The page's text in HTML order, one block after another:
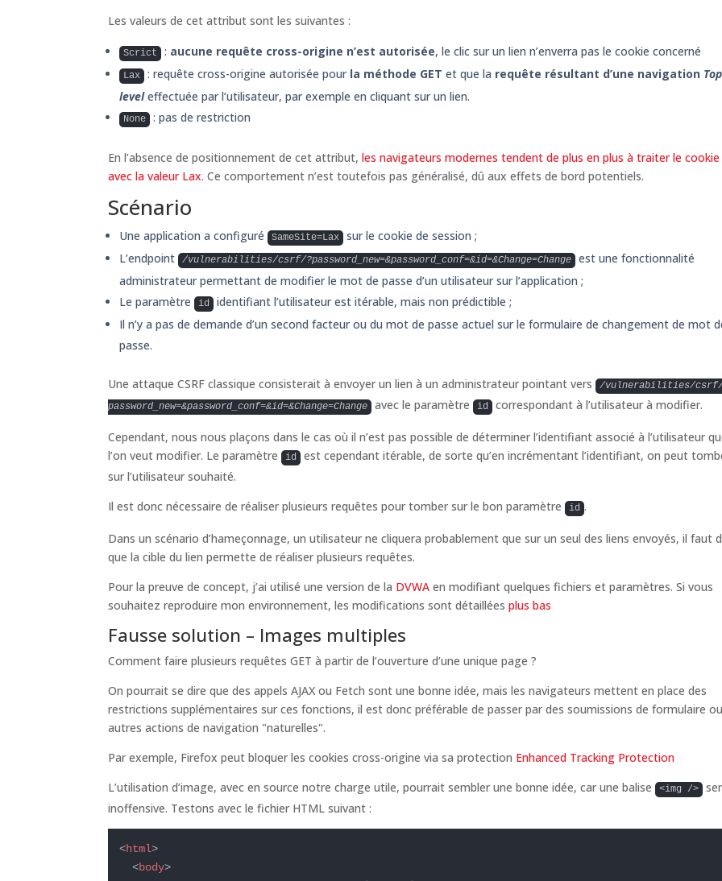
Les valeurs de cet attribut sont les suivantes :
Scrict : aucune requête cross-origine n’est autorisée, le clic sur un lien n’enverra pas le cookie concerné
Lax : requête cross-origine autorisée pour la méthode GET et que la requête résultant d’une navigation
leveleffectuée par l’utilisateur, par exemple en cliquant sur un lien.
None : pas de restriction
En l’absence de positionnement de cet attribut,les navigateurs modernes tendent de plus en plus à traiter le cookie
avec la valeur Lax. Ce comportement n’est toutefois pas généralisé, dû aux effets de bord potentiels.
Scénario
Une application a configuré SameSite=Lax sur le cookie de session ;
L’endpoint /vulnerabilities/csrf/?password_new=&password_conf=&id=&Change=Change est une fonctionnalité
administrateur permettant de modifier le mot de passe d’un utilisateur sur l’application ;
Le paramètre id identifiant l’utilisateur est itérable, mais non prédictible ;
Il n’y a pas de demande d’un second facteur ou du mot de passe actuel sur le formulaire de changement de mot
passe.
Une attaque CSRF classique consisterait à envoyer un lien à un administrateur pointant vers /vulnerabilities/
password_new=&password_conf=&id=&Change=Change
avec le paramètre id correspondant à l’utilisateur à modifier.
Cependant, nous nous plaçons dans le cas où il n’est pas possible de déterminer l’identifiant associé à l’utilisateur
l’on veut modifier. Le paramètre id est cependant itérable, de sorte qu’en incrémentant l’identifiant, on peut
sur l’utilisateur souhaité.
Il est donc nécessaire de réaliser plusieurs requêtes pour tomber sur le bon paramètre id .
Dans un scénario d’hameçonnage, un utilisateur ne cliquera probablement que sur un seul des liens envoyés, il faut
que la cible du lien permette de réaliser plusieurs requêtes.
Pour la preuve de concept, j’ai utilisé une version de la DVWA en modifiant quelques fichiers et paramètres. Si vous
souhaitez reproduire mon environnement, les modifications sont détailléesplus bas
Fausse solution – Images multiples
Comment faire plusieurs requêtes GET à partir de l’ouverture d’une unique page ?
On pourrait se dire que des appels AJAX ou Fetch sont une bonne idée, mais les navigateurs mettent en place des
restrictions supplémentaires sur ces fonctions, il est donc préférable de passer par des soumissions de formulaire
autres actions de navigation "naturelles".
Par exemple, Firefox peut bloquer les cookies cross-origine via sa protection Enhanced Tracking Protection
L’utilisation d’image, avec en source notre charge utile, pourrait sembler une bonne idée, car une balise <img />
inoffensive. Testons avec le fichier HTML suivant :
<html>
<body>